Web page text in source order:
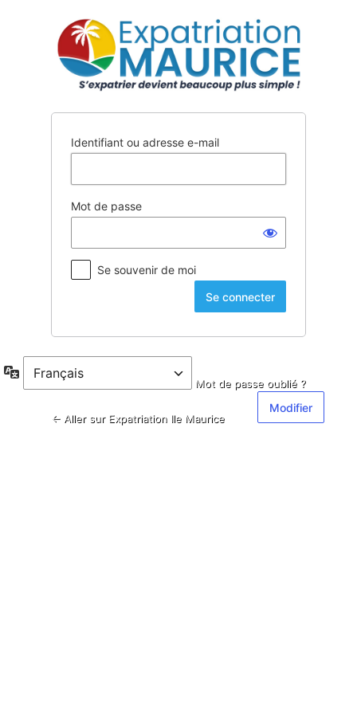
connecter
Identifiant ou adresse e-mail
Mot de passe
Se souvenir de moi
Mot de passe oublié ?
← Aller sur Expatriation Ile Maurice
Langue